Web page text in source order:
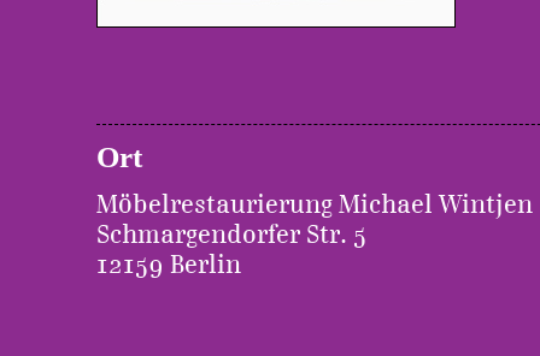
Ort
Möbelrestaurierung Michael Wintjen
Schmargendorfer Str. 5
12159 Berlin